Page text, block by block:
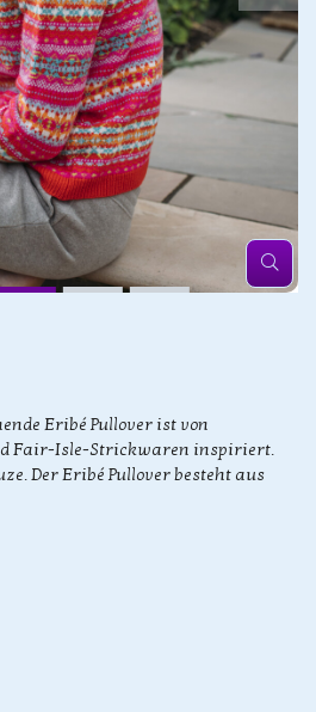
Eribé Pullover ist von
Fair-Isle-Strickwaren inspiriert.
Der Eribé Pullover besteht aus